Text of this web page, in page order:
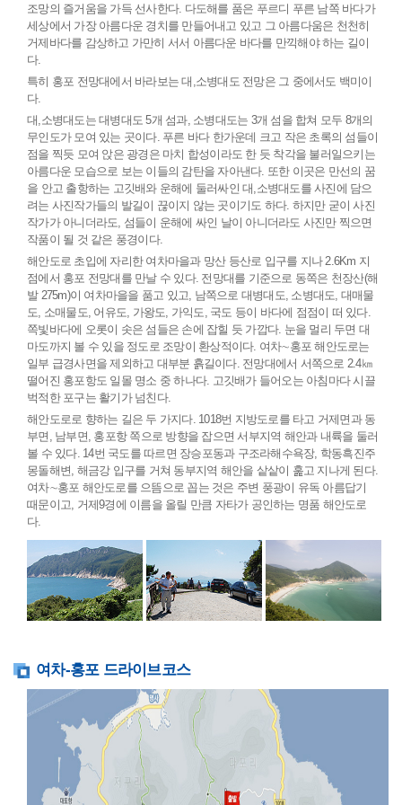
조망의 즐거움을 가득 선사한다. 다도해를 품은 푸르디 푸른 남쪽 바다가
세상에서 가장 아름다운 경치를 만들어내고 있고 그 아름다움은 천천히
거제바다를 감상하고 가만히 서서 아름다운 바다를 만끽해야 하는 길이
다.
특히 홍포 전망대에서 바라보는 대,소병대도 전망은 그 중에서도 백미이
다.
대,소병대도는 대병대도 5개 섬과, 소병대도는 3개 섬을 합쳐 모두 8개의
무인도가 모여 있는 곳이다. 푸른 바다 한가운데 크고 작은 초록의 섬들이
점을 찍듯 모여 앉은 광경은 마치 합성이라도 한 듯 착각을 불러일으키는
아름다운 모습으로 보는 이들의 감탄을 자아낸다. 또한 이곳은 만선의 꿈
을 안고 출항하는 고깃배와 운해에 둘러싸인 대,소병대도를 사진에 담으
려는 사진작가들의 발길이 끊이지 않는 곳이기도 하다. 하지만 굳이 사진
작가가 아니더라도, 섬들이 운해에 싸인 날이 아니더라도 사진만 찍으면
작품이 될 것 같은 풍경이다.
해안도로 초입에 자리한 여차마을과 망산 등산로 입구를 지나 2.6Km 지
점에서 홍포 전망대를 만날 수 있다. 전망대를 기준으로 동쪽은 천장산(해
발 275m)이 여차마을을 품고 있고, 남쪽으로 대병대도, 소병대도, 대매물
도, 소매물도, 어유도, 가왕도, 가익도, 국도 등이 바다에 점점이 떠 있다.
쪽빛바다에 오롯이 솟은 섬들은 손에 잡힐 듯 가깝다. 눈을 멀리 두면 대
마도까지 볼 수 있을 정도로 조망이 환상적이다. 여차∼홍포 해안도로는
일부 급경사면을 제외하고 대부분 흙길이다. 전망대에서 서쪽으로 2.4㎞
떨어진 홍포항도 일몰 명소 중 하나다. 고깃배가 들어오는 아침마다 시끌
벅적한 포구는 활기가 넘친다.
해안도로로 향하는 길은 두 가지다. 1018번 지방도로를 타고 거제면과 동
부면, 남부면, 홍포항 쪽으로 방향을 잡으면 서부지역 해안과 내륙을 둘러
볼 수 있다. 14번 국도를 따르면 장승포동과 구조라해수욕장, 학동흑진주
몽돌해변, 해금강 입구를 거쳐 동부지역 해안을 샅샅이 훑고 지나게 된다.
여차∼홍포 해안도로를 으뜸으로 꼽는 것은 주변 풍광이 유독 아름답기
때문이고, 거제9경에 이름을 올릴 만큼 자타가 공인하는 명품 해안도로
다.
여차-홍포 드라이브코스